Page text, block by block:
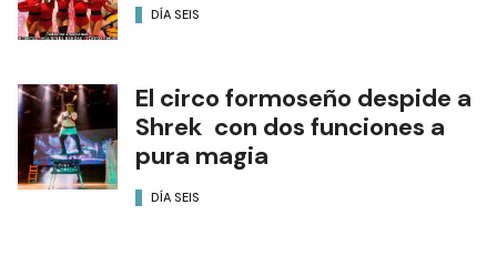
DÍA SEIS
El circo formoseño despide a
Shrek con dos funciones a
pura magia
DÍA SEIS